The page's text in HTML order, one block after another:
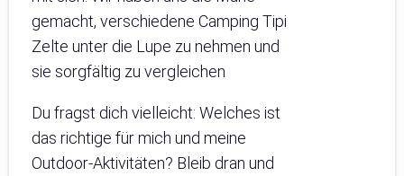
gemacht, verschiedene Camping Tipi
Zelte unter die Lupe zu nehmen und
sie sorgfältig zu vergleichen
Du fragst dich vielleicht: Welches ist
das richtige für mich und meine
Outdoor-Aktivitäten? Bleib dran und